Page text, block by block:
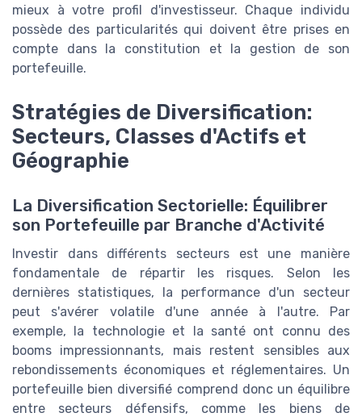
mieux à votre profil d'investisseur. Chaque individu
possède des particularités qui doivent être prises en
compte dans la constitution et la gestion de son
portefeuille.
Stratégies de Diversification:
Secteurs, Classes d'Actifs et
Géographie
La Diversification Sectorielle: Équilibrer
son Portefeuille par Branche d'Activité
Investir dans différents secteurs est une manière
fondamentale de répartir les risques. Selon les
dernières statistiques, la performance d'un secteur
peut s'avérer volatile d'une année à l'autre. Par
exemple, la technologie et la santé ont connu des
booms impressionnants, mais restent sensibles aux
rebondissements économiques et réglementaires. Un
portefeuille bien diversifié comprend donc un équilibre
entre secteurs défensifs, comme les biens de